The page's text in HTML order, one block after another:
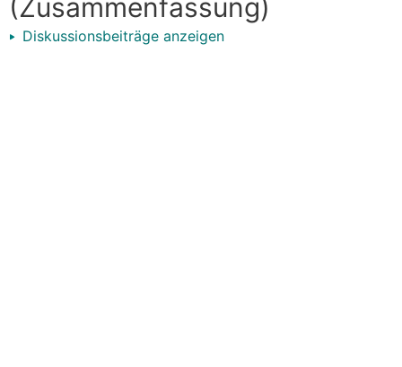
(Zusammenfassung)
Diskussionsbeiträge anzeigen